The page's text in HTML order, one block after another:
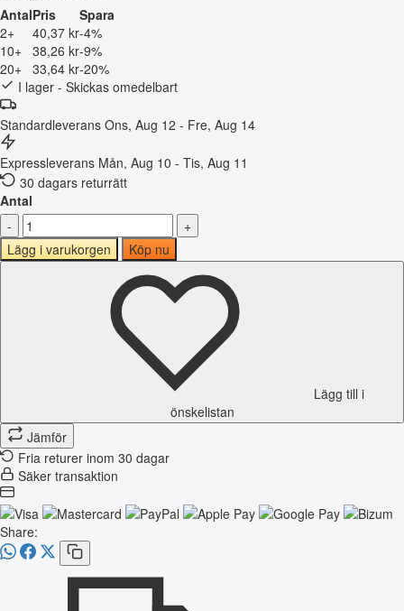
AntalPris
Spara
2+
40,37 kr-4%
10+ 38,26 kr-9%
20+ 33,64 kr-20%
I lager - Skickas omedelbart
Standardleverans Ons, Aug 12 - Fre, Aug 14
Expressleverans Mån, Aug 10 - Tis, Aug 11
30 dagars returrätt
Antal
-
+
Lägg i varukorgen
Köp nu
Lägg till i
önskelistan
Jämför
Fria returer inom 30 dagar
Säker transaktion
Share: